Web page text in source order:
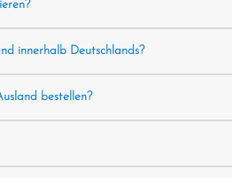
innerhalb Deutschlands?
bestellen?